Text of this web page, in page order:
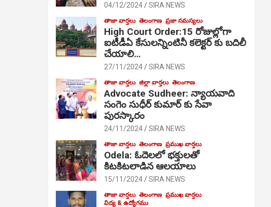
04/12/2024 SIRA NEWS
తాజా వార్తలు తెలంగాణ ప్రజా సమస్యలు
High Court Order:15 రోజుల్లోగా
ఐటీడీఏ కేసులన్నింటినీ కలెక్టర్ కు బదిలీ
చేయాలి…
27/11/2024 SIRA NEWS
తాజా వార్తలు జిల్లా వార్తలు తెలంగాణ
Advocate Sudheer: న్యాయవాది
సంగెం సుధీర్ కుమార్ కు సేవా
పురస్కారం
24/11/2024 SIRA NEWS
తాజా వార్తలు తెలంగాణ ప్రముఖ వార్తలు
Odela: ఓదెల‌లో భక్తులతో
కిటకిటలాడిన ఆల‌యాలు
15/11/2024 SIRA NEWS
తాజా వార్తలు తెలంగాణ ప్రముఖ వార్తలు
విద్య & ఉద్యోగము